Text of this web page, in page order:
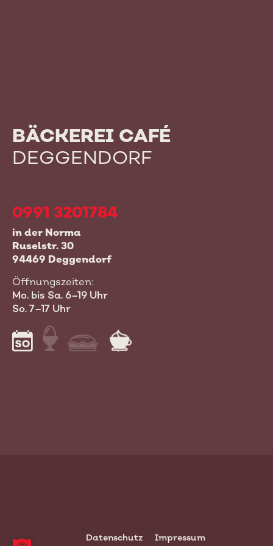
BÄCKEREI CAFÉ
DEGGENDORF
0991 3201784
in der Norma
Ruselstr. 30
94469 Deggendorf
Öffnungszeiten:
Mo. bis Sa. 6–19 Uhr
So. 7–17 Uhr
Datenschutz Impressum